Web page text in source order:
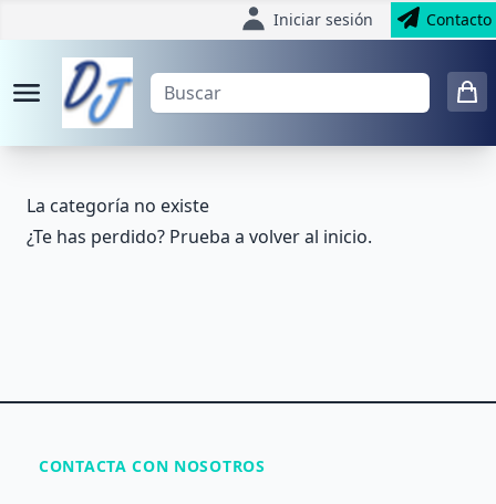
Iniciar sesión Contacto
La categoría no existe
¿Te has perdido? Prueba a volver al inicio.
CONTACTA CON NOSOTROS